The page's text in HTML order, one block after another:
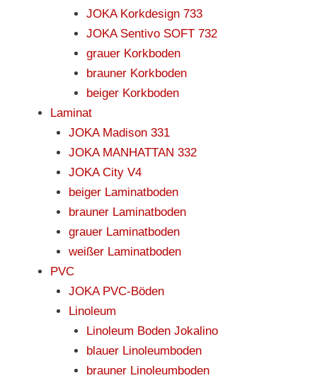
JOKA Korkdesign 733
JOKA Sentivo SOFT 732
grauer Korkboden
brauner Korkboden
beiger Korkboden
Laminat
JOKA Madison 331
JOKA MANHATTAN 332
JOKA City V4
beiger Laminatboden
brauner Laminatboden
grauer Laminatboden
weißer Laminatboden
PVC
JOKA PVC-Böden
Linoleum
Linoleum Boden Jokalino
blauer Linoleumboden
brauner Linoleumboden